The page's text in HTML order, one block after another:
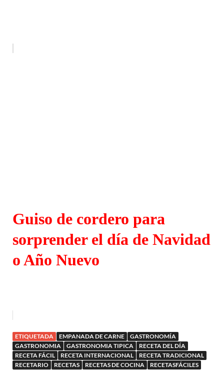
Guiso de cordero para
sorprender el día de Navidad
o Año Nuevo
ETIQUETADA EMPANADA DE CARNE
GASTRONOMÍA
GASTRONOMIA
GASTRONOMIA TIPICA
RECETA DEL DÍA
RECETA FÁCIL
RECETA INTERNACIONAL
RECETA TRADICIONAL
RECETARIO
RECETAS RECETAS DE COCINA
RECETASFÁCILES